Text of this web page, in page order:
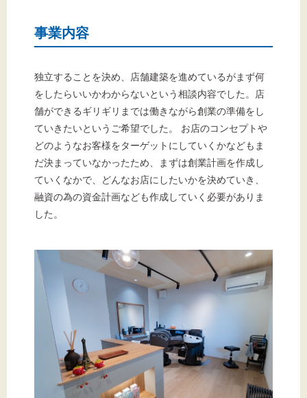
標準 拡大
背景色
黒 黄
事業内容
独立することを決め、店舗建築を進めているがまず何
をしたらいいかわからないという相談内容でした。店
舗ができるギリギリまでは働きながら創業の準備をし
ていきたいというご希望でした。 お店のコンセプトや
どのようなお客様をターゲットにしていくかなどもま
だ決まっていなかったため、まずは創業計画を作成し
ていくなかで、どんなお店にしたいかを決めていき、
融資の為の資金計画なども作成していく必要がありま
した。